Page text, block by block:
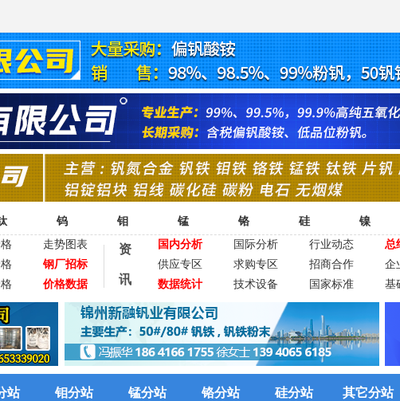
钨 钼 锰 铬 硅 镍
走势图表
钢厂招标
价格数据
资
讯
国内分析 国际分析 行业动态
总
供应专区
求购专区 招商合作
企
数据统计
技术设备 国家标准 基
站 钼分站 锰分站 铬分站 硅分站 其它分站